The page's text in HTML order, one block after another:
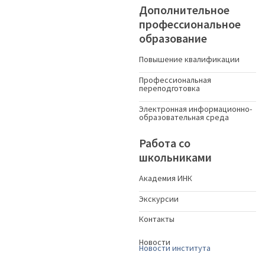
Дополнительное
профессиональное
образование
Повышение квалификации
Профессиональная
переподготовка
Электронная информационно-
образовательная среда
Работа со
школьниками
Академия ИНК
Экскурсии
Контакты
Новости
Новости института